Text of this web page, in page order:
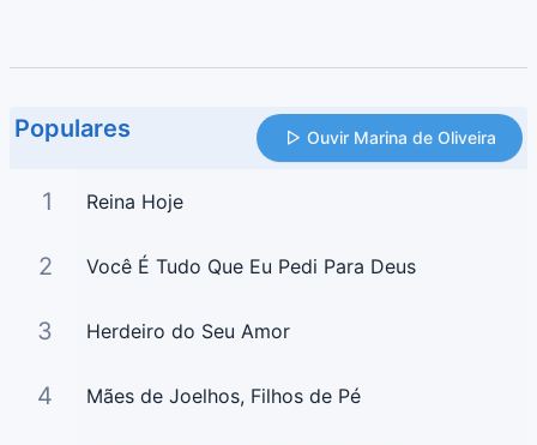
Populares Ouvir Marina de Oliveira
1 Reina Hoje
2 Você É Tudo Que Eu Pedi Para Deus
3 Herdeiro do Seu Amor
4 Mães de Joelhos, Filhos de Pé